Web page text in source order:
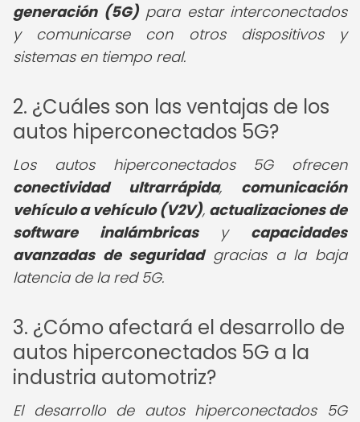
generación (5G)para estar interconectados
y comunicarse con otros dispositivos y
sistemas en tiempo real.
2. ¿Cuáles son las ventajas de los
autos hiperconectados 5G?
Los autos hiperconectados 5G ofrecen
conectividad ultrarrápida, comunicación
vehículo a vehículo (V2V), actualizaciones de
software inalámbricasy capacidades
avanzadas de seguridadgracias a la baja
latencia de la red 5G.
3. ¿Cómo afectará el desarrollo de
autos hiperconectados 5G a la
industria automotriz?
El desarrollo de autos hiperconectados 5G